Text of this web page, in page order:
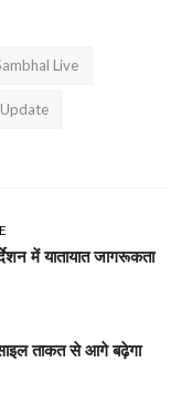
Live
में यातायात जागरूकता
ताकत से आगे बढ़ेगा